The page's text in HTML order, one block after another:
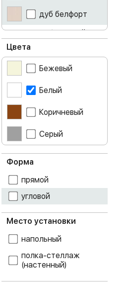
дуб белфорт
дуб золотой
камень
лоредо
серый
ясень светлый
ясень темный
Цвета
Бежевый
Белый
Коричневый
Серый
Форма
прямой
угловой
Место установки
напольный
полка-стеллаж
(настенный)